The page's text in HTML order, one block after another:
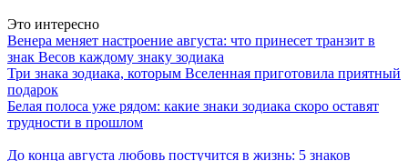
Это интересно
Венера меняет настроение августа: что принесет транзит в
знак Весов каждому знаку зодиака
Три знака зодиака, которым Вселенная приготовила приятный
подарок
Белая полоса уже рядом: какие знаки зодиака скоро оставят
трудности в прошлом
До конца августа любовь постучится в жизнь: 5 знаков